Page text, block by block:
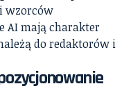
wzorców
AI mają charakter
do redaktorów i